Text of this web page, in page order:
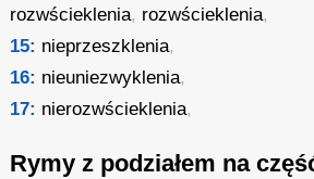
rozwścieklenia, rozwścieklenia,
15: nieprzeszklenia,
16: nieuniezwyklenia,
17: nierozwścieklenia,
Rymy z podziałem na